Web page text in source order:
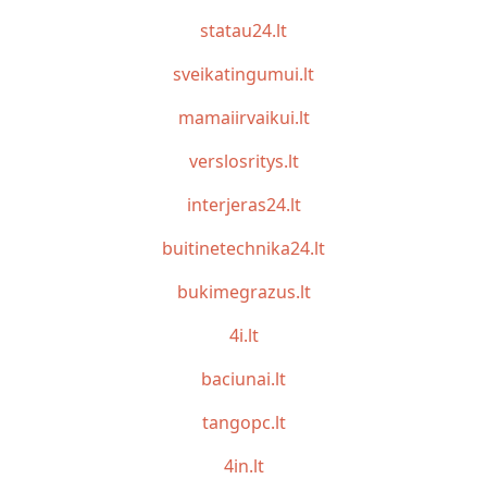
statau24.lt
sveikatingumui.lt
mamaiirvaikui.lt
verslosritys.lt
interjeras24.lt
buitinetechnika24.lt
bukimegrazus.lt
4i.lt
baciunai.lt
tangopc.lt
4in.lt